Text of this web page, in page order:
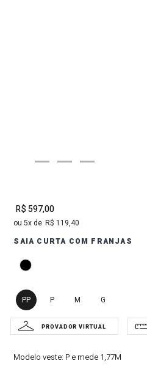
R$ 597,00
5 R$ 119,40
SAIA CURTA COM FRANJAS
PP P M G
Modelo veste: P e mede 1,77M